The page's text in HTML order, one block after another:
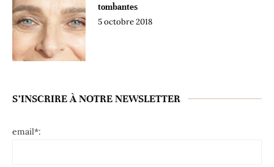
tombantes
5 octobre 2018
S’INSCRIRE À NOTRE NEWSLETTER
email*: